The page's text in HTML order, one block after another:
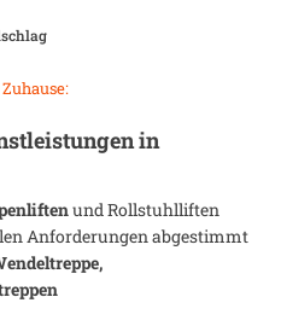
in
und Rollstuhlliften
Anforderungen abgestimmt